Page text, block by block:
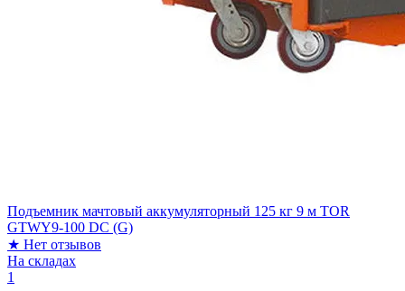
Подъемник мачтовый аккумуляторный 125 кг 9 м TOR
GTWY9-100 DC (G)
★ Нет отзывов
На складах
1